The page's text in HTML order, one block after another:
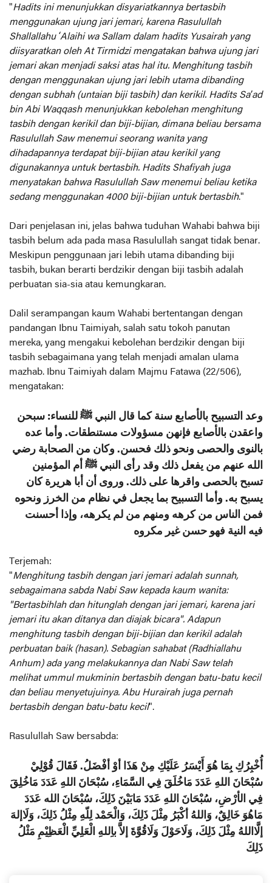
"Hadits ini menunjukkan disyariatkannya bertasbih
menggunakan ujung jari jemari, karena Rasulullah
Shallallahu ‘Alaihi wa Sallam dalam hadits Yusairah yang
diisyaratkan oleh At Tirmidzi mengatakan bahwa ujung jari
jemari akan menjadi saksi atas hal itu. Menghitung tasbih
dengan menggunakan ujung jari lebih utama dibanding
dengan subhah (untaian biji tasbih) dan kerikil. Hadits Sa’ad
bin Abi Waqqash menunjukkan kebolehan menghitung
tasbih dengan kerikil dan biji-bijian, dimana beliau bersama
Rasulullah Saw menemui seorang wanita yang
dihadapannya terdapat biji-bijian atau kerikil yang
digunakannya untuk bertasbih. Hadits Shafiyah juga
menyatakan bahwa Rasulullah Saw menemui beliau ketika
sedang menggunakan 4000 biji-bijian untuk bertasbih."
Dari penjelasan ini, jelas bahwa tuduhan Wahabi bahwa biji
tasbih belum ada pada masa Rasulullah sangat tidak benar.
Meskipun penggunaan jari lebih utama dibanding biji
tasbih, bukan berarti berdzikir dengan biji tasbih adalah
perbuatan sia-sia atau kemungkaran.
Dalil serampangan kaum Wahabi bertentangan dengan
pandangan Ibnu Taimiyah, salah satu tokoh panutan
mereka, yang mengakui kebolehan berdzikir dengan biji
tasbih sebagaimana yang telah menjadi amalan ulama
mazhab. Ibnu Taimiyah dalam Majmu Fatawa (22/506),
mengatakan:
وعد التسبيح بالأصابع سنة كما قال النبي ﷺ للنساء: سبحن
واعقدن بالأصابع فإنهن مسؤولات مستنطقات. وأما عده
بالنوى والحصى ونحو ذلك فحسن. وكان من الصحابة رضي
الله عنهم من يفعل ذلك وقد رأى النبي ﷺ أم المؤمنين
تسبح بالحصى واقرها على ذلك. وروى أن أبا هريرة كان
يسبح به. وأما التسبيح بما يجعل في نظام من الخرز ونحوه
فمن الناس من كرهه ومنهم من لم يكرهه، وإذا أحسنت
فيه النية فهو حسن غير مكروه
Terjemah:
"Menghitung tasbih dengan jari jemari adalah sunnah,
sebagaimana sabda Nabi Saw kepada kaum wanita:
"Bertasbihlah dan hitunglah dengan jari jemari, karena jari
jemari itu akan ditanya dan diajak bicara". Adapun
menghitung tasbih dengan biji-bijian dan kerikil adalah
perbuatan baik (hasan). Sebagian sahabat (Radhiallahu
Anhum) ada yang melakukannya dan Nabi Saw telah
melihat ummul mukminin bertasbih dengan batu-batu kecil
dan beliau menyetujuinya. Abu Hurairah juga pernah
bertasbih dengan batu-batu kecil".
Rasulullah Saw bersabda:
أُخْبِرُكِ بِمَا هُوَ أَيْسَرُ عَلَيْكِ مِنْ هَذَا أوْ أفْضَلُ. فَقَالَ قُوْلِيْ
سُبْحَانَ اللهِ عَدَدَ مَاخُلَقَ فِي السَّمَاءِ، سُبْحَانَ اللهِ عَدَدَ مَاخُلِقَ
فِي الأرْضِ، سُبْحَانَ اللهِ عَدَدَ مَابَيْنَ ذَلِكَ، سُبْحَانَ الله عَدَدَ
مَاهُوَ خَالِقٌ، وَاللهُ أكْبَرُ مِثْلَ ذَلِكَ، وَالْحَمْد لِلّهِ مِثْلُ ذَلِكَ، وَلَاإلهَ
إلَّااللهُ مِثْلَ ذَلِكَ، وَلَاحَوْلَ وَلَاقُوَّةَ إلاَّ باِللهِ الْعَلِيِّ الْعَظِيْمِ مَثْلُ
ذَلِكَ